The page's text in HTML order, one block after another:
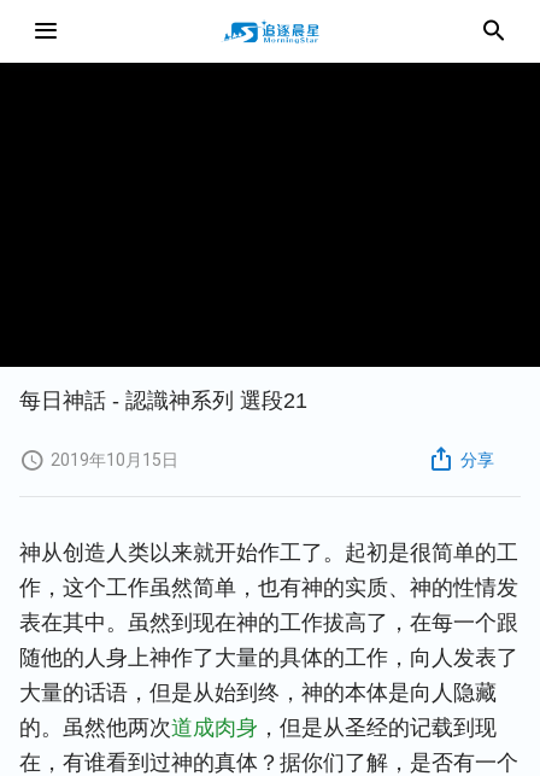
每日神話 - 認識神系列 選段21
2019年10月15日 分享
神从创造人类以来就开始作工了。起初是很简单的工
作，这个工作虽然简单，也有神的实质、神的性情发
表在其中。虽然到现在神的工作拔高了，在每一个跟
随他的人身上神作了大量的具体的工作，向人发表了
大量的话语，但是从始到终，神的本体是向人隐藏
的。虽然他两次道成肉身 ，但是从圣经的记载到现
在，有谁看到过神的真体？据你们了解，是否有一个